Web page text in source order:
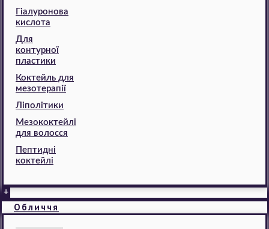
Гіалуронова
кислота
Для
контурної
пластики
Коктейль для
мезотерапії
Ліполітики
Мезококтейлі
для волосся
Пептидні
коктейлі
+
Обличчя